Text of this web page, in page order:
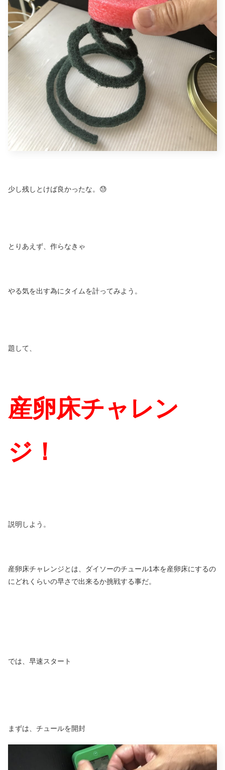
少し残しとけば良かったな。😓
とりあえず、作らなきゃ
やる気を出す為にタイムを計ってみよう。
題して、
産卵床チャレン
ジ！
説明しよう。
産卵床チャレンジとは、ダイソーのチュール1本を産卵床にするの
にどれくらいの早さで出来るか挑戦する事だ。
では、早速スタート
まずは、チュールを開封